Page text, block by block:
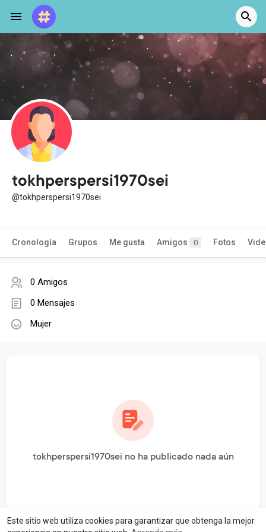
Este sitio web utiliza cookies para garantizar que obtenga la mejor
tokhperspersi1970sei
@tokhperspersi1970sei
Cronología Grupos Me gusta Amigos 0 Fotos
0 Amigos
0 Mensajes
Mujer
tokhperspersi1970sei no ha publicado nada aún